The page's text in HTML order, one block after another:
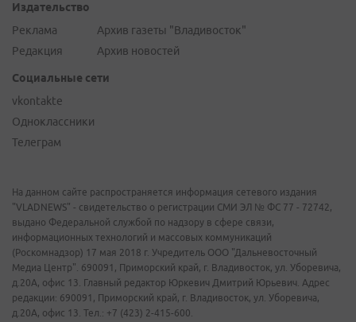
Издательство
Реклама
Редакция
Архив газеты "Владивосток"
Архив новостей
Социальные сети
vkontakte
Одноклассники
Телеграм
На данном сайте распространяется информация сетевого издания
"VLADNEWS" - свидетельство о регистрации СМИ ЭЛ № ФС 77 - 72742,
выдано Федеральной службой по надзору в сфере связи,
информационных технологий и массовых коммуникаций
(Роскомнадзор) 17 мая 2018 г. Учредитель ООО "Дальневосточный
Медиа Центр". 690091, Приморский край, г. Владивосток, ул. Уборевича,
д.20А, офис 13. Главный редактор Юркевич Дмитрий Юрьевич. Адрес
редакции: 690091, Приморский край, г. Владивосток, ул. Уборевича,
д.20А, офис 13. Тел.: +7 (423) 2-415-600.